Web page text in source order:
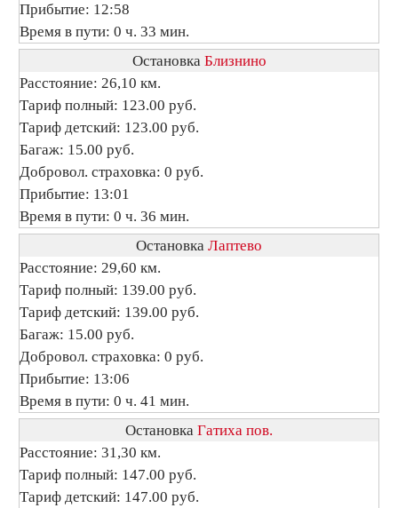
Прибытие: 12:58
Время в пути: 0 ч. 33 мин.
Остановка Близнино
Расстояние: 26,10 км.
Тариф полный: 123.00 руб.
Тариф детский: 123.00 руб.
Багаж: 15.00 руб.
Добровол. страховка: 0 руб.
Прибытие: 13:01
Время в пути: 0 ч. 36 мин.
Остановка Лаптево
Расстояние: 29,60 км.
Тариф полный: 139.00 руб.
Тариф детский: 139.00 руб.
Багаж: 15.00 руб.
Добровол. страховка: 0 руб.
Прибытие: 13:06
Время в пути: 0 ч. 41 мин.
Остановка Гатиха пов.
Расстояние: 31,30 км.
Тариф полный: 147.00 руб.
Тариф детский: 147.00 руб.